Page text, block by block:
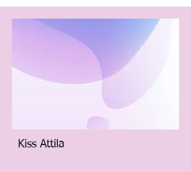
Kiss Attila